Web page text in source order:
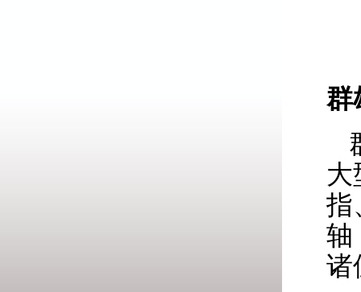
群
大
指
轴
诸